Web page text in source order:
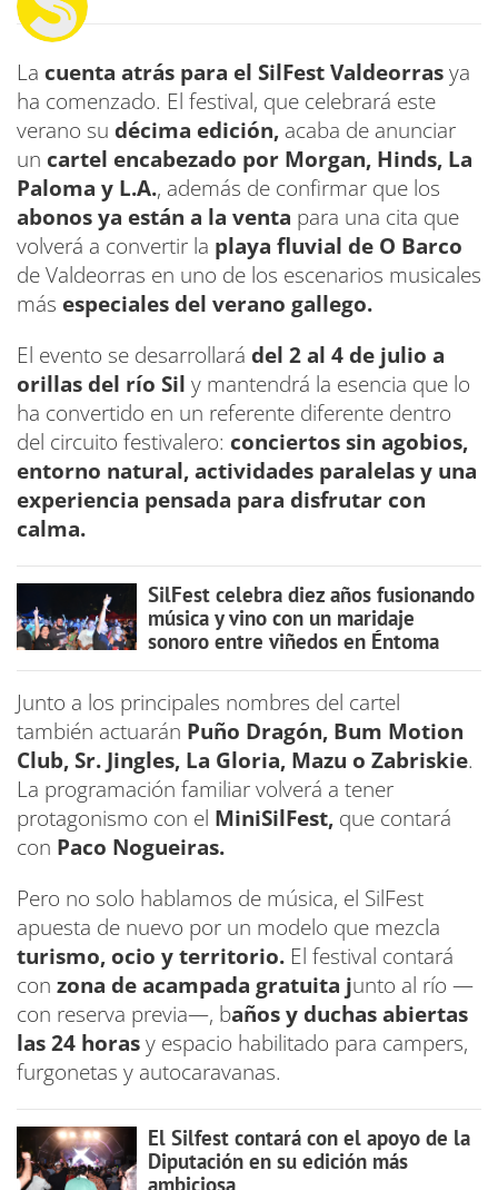
La cuenta atrás para el SilFest Valdeorrasya
ha comenzado. El festival, que celebrará este
verano su décima edición, acaba de anunciar
un cartel encabezado por Morgan, Hinds, La
Paloma y L.A., además de confirmar que los
abonos ya están a la venta para una cita que
volverá a convertir la playa fluvial de O Barco
de Valdeorras en uno de los escenarios musicales
más especiales del verano gallego.
El evento se desarrollará del 2 al 4 de julio a
orillas del río Sil y mantendrá la esencia que lo
ha convertido en un referente diferente dentro
del circuito festivalero: conciertos sin agobios,
entorno natural, actividades paralelas y una
experiencia pensada para disfrutar con
calma.
SilFest celebra diez años fusionando
música y vino con un maridaje
sonoro entre viñedos en Éntoma
Junto a los principales nombres del cartel
también actuarán Puño Dragón, Bum Motion
Club, Sr. Jingles, La Gloria, Mazu o Zabriskie.
La programación familiar volverá a tener
protagonismo con el MiniSilFest, que contará
con Paco Nogueiras.
Pero no solo hablamos de música, el SilFest
apuesta de nuevo por un modelo que mezcla
turismo, ocio y territorio. El festival contará
con zona de acampada gratuita junto al río —
con reserva previa—, baños y duchas abiertas
las 24 horasy espacio habilitado para campers,
furgonetas y autocaravanas.
El Silfest contará con el apoyo de la
Diputación en su edición más
ambiciosa